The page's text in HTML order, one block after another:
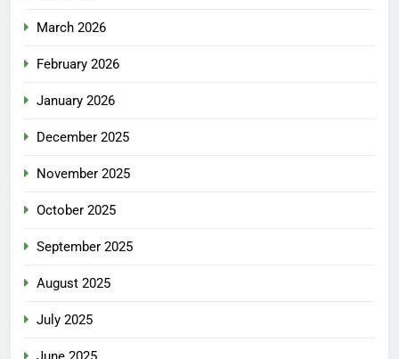
March 2026
February 2026
January 2026
December 2025
November 2025
October 2025
September 2025
August 2025
July 2025